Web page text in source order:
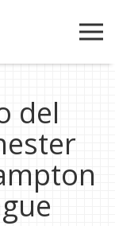
del